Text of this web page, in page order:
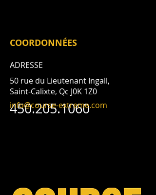
COORDONNÉES
ADRESSE
50 rue du Lieutenant Ingall,
Saint-Calixte, Qc J0K 1Z0
450.205.1060
info@course-extreme.com